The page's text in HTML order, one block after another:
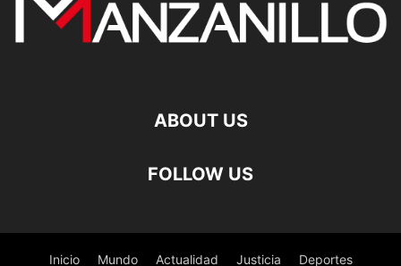
ABOUT US
FOLLOW US
Inicio Mundo Actualidad Justicia Deportes